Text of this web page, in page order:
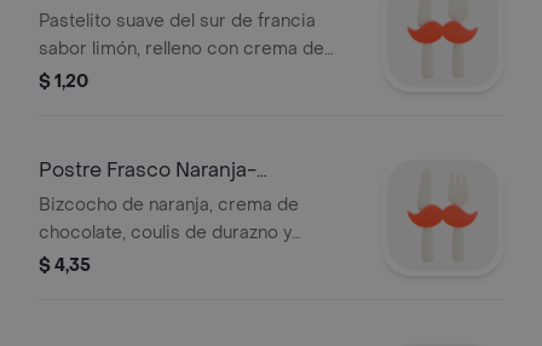
Pastelito suave del sur de francia
sabor limón, relleno con crema de
limón.
$ 1,20
Postre Frasco Naranja-
chocolate-durazno
Bizcocho de naranja, crema de
chocolate, coulis de durazno y
trocitos de durazno.
$ 4,35